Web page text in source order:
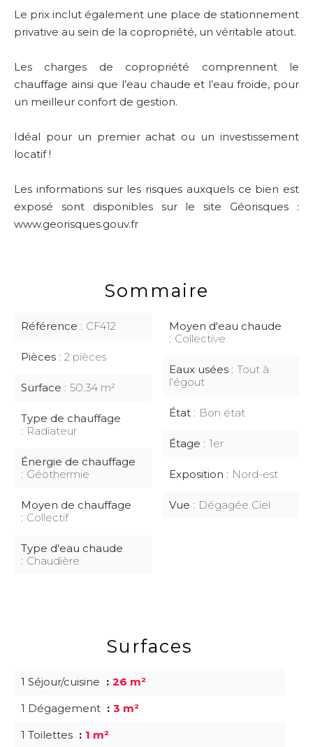
Le prix inclut également une place de stationnement
privative au sein de la copropriété, un véritable atout.
Les charges de copropriété comprennent le
chauffage ainsi que l’eau chaude et l’eau froide, pour
un meilleur confort de gestion.
Idéal pour un premier achat ou un investissement
locatif !
Les informations sur les risques auxquels ce bien est
exposé sont disponibles sur le site Géorisques :
www.georisques.gouv.fr
Sommaire
Référence CF412
Pièces 2 pièces
Surface 50.34 m²
Type de chauffage
Radiateur
Énergie de chauffage
Géothermie
Moyen de chauffage
Collectif
Type d'eau chaude
Chaudière
Moyen d'eau chaude
Collective
Eaux usées
Tout à
l'égout
État Bon état
Étage 1er
Exposition Nord-est
Vue Dégagée Ciel
Surfaces
1 Séjour/cuisine
26 m²
1 Dégagement
3 m²
1 Toilettes
1 m²